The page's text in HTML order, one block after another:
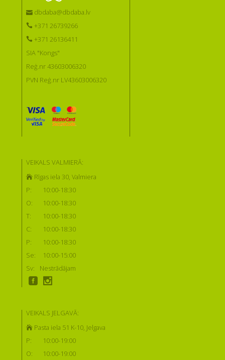
dbdaba@dbdaba.lv
+371 26739266
+371 26136411
SIA "Kongs"
Reģ.nr 43603006320
PVN Reģ.nr LV43603006320
VEIKALS VALMIERĀ:
Rīgas iela 30, Valmiera
P:
10:00-18:30
O:
10:00-18:30
T:
10:00-18:30
C:
10:00-18:30
P:
10:00-18:30
Se:
10:00-15:00
Sv:
Nestrādājam
VEIKALS JELGAVĀ:
Pasta iela 51 K-10, Jelgava
P:
10:00-19:00
O:
10:00-19:00